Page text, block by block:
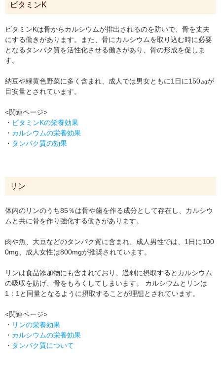
ビタミンK
ビタミンKは骨からカルシウムが排出されるのを防いで、骨を丈夫
にする働きがあります。また、骨にカルシウムを取り込む時に必要
となるタンパク質を活性化させる働きがあり、骨の形成を促しま
す。
納豆や緑黄色野菜に多く含まれ、成人では男女ともに1日に150㎍が
目安量とされています。
<関連ページ>
・ ビタミンKの栄養効果
・ カルシウムの栄養効果
・ タンパク質の効果
リン
体内のリンのうち85％は骨や歯を作る成分として存在し、カルシウ
ムと共に骨を作り強化する働きがあります。
肉や魚、大豆などのタンパク質に含まれ、成人男性では、1日に100
0mg、成人女性は800mgが推奨されています。
リンは食品添加物にも含まれており、過剰に摂取するとカルシウム
の吸収を妨げ、骨をもろくしてしまいます。 カルシウムとリンは
1：1と同量となるように摂取することが理想とされています。
<関連ページ>
・ リンの栄養効果
・ カルシウムの栄養効果
・ タンパク質について